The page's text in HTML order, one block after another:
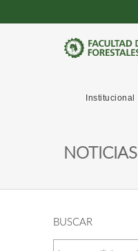
Institucional
NOTICIAS
BUSCAR